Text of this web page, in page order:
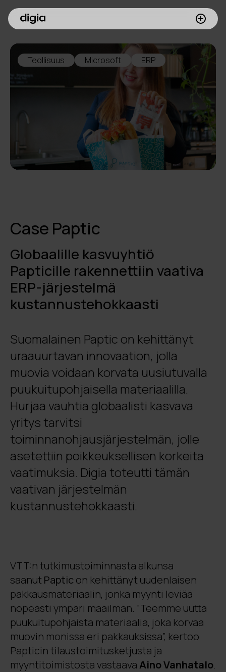
Palvelumme
Asiakkaamme
Digia yrityksenä
Sijoittajille
Meille töihin
Teollisuus Microsoft ERP
Case Paptic
Globaalille kasvuyhtiö
Papticille rakennettiin vaativa
ERP-järjestelmä
kustannustehokkaasti
Suomalainen Paptic on kehittänyt
uraauurtavan innovaation, jolla
muovia voidaan korvata uusiutuvalla
puukuitupohjaisella materiaalilla.
Hurjaa vauhtia globaalisti kasvava
yritys tarvitsi
toiminnanohjausjärjestelmän, jolle
asetettiin poikkeuksellisen korkeita
vaatimuksia. Digia toteutti tämän
vaativan järjestelmän
kustannustehokkaasti.
VTT:n tutkimustoiminnasta alkunsa
saanut Paptic on kehittänyt uudenlaisen
pakkausmateriaalin, jonka myynti leviää
nopeasti ympäri maailman. ”Teemme uutta
puukuitupohjaista materiaalia, joka korvaa
muovin monissa eri pakkauksissa”, kertoo
Papticin tilaustoimitusketjusta ja
myyntitoimistosta vastaava Aino Vanhatalo.